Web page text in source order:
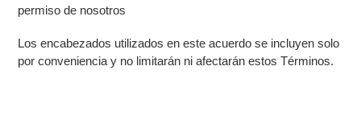
permiso de nosotros
Los encabezados utilizados en este acuerdo se incluyen solo
por conveniencia y no limitarán ni afectarán estos Términos.